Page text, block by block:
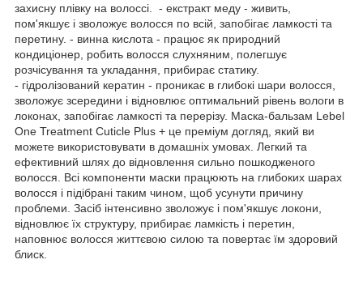
захисну плівку на волоссі. - екстракт меду - живить,
пом'якшує і зволожує волосся по всій, запобігає ламкості та
перетину. - винна кислота - працює як природний
кондиціонер, робить волосся слухняним, полегшує
розчісування та укладання, прибирає статику.
- гідролізований кератин - проникає в глибокі шари волосся,
зволожує зсередини і відновлює оптимальний рівень вологи в
локонах, запобігає ламкості та перерізу. Маска-бальзам Lebel
One Treatment Cuticle Plus + це преміум догляд, який ви
можете використовувати в домашніх умовах. Легкий та
ефективний шлях до відновлення сильно пошкодженого
волосся. Всі компоненти маски працюють на глибоких шарах
волосся і підібрані таким чином, щоб усунути причину
проблеми. Засіб інтенсивно зволожує і пом'якшує локони,
відновлює їх структуру, прибирає ламкість і перетин,
наповнює волосся життєвою силою та повертає їм здоровий
блиск.